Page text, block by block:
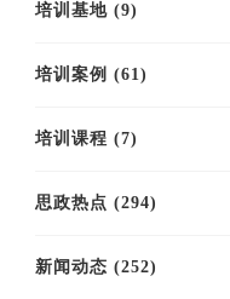
培训基地 (9)
培训案例 (61)
培训课程 (7)
思政热点 (294)
新闻动态 (252)